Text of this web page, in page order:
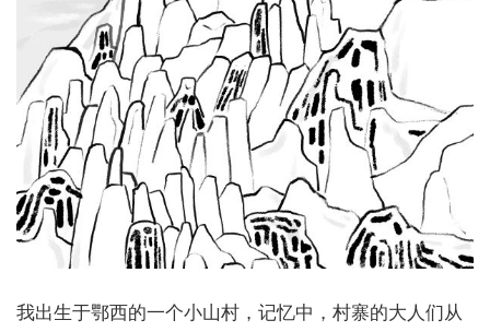
我出生于鄂西的一个小山村，记忆中，村寨的大人们从